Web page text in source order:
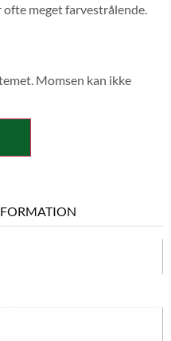
meget farvestrålende.
Momsen kan ikke